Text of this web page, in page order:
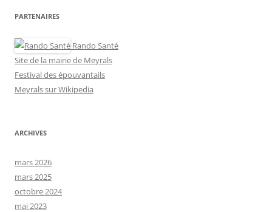
PARTENAIRES
Rando Santé
Site de la mairie de Meyrals
Festival des épouvantails
Meyrals sur Wikipedia
ARCHIVES
mars 2026
mars 2025
octobre 2024
mai 2023